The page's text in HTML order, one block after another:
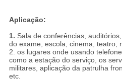
Aplicação:
1. Sala de conferências,
do exame, escola, cinema, teatro,
2. os lugares onde usando
como a estação do serviço, os
militares, aplicação da patrulha
etc.